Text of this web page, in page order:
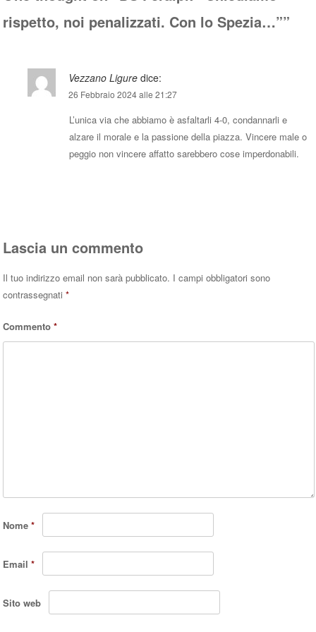
rispetto, noi penalizzati. Con lo Spezia…””
Vezzano Ligure dice:
26 Febbraio 2024 alle 21:27
L’unica via che abbiamo è asfaltarli 4-0, condannarli e
alzare il morale e la passione della piazza. Vincere male o
peggio non vincere affatto sarebbero cose imperdonabili.
Lascia un commento
Il tuo indirizzo email non sarà pubblicato. I campi obbligatori sono
contrassegnati*
Commento*
Nome*
Email*
Sito web